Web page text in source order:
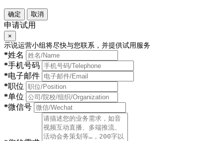
确定 取消
申请试用
×
示说运营小组将尽快与您联系，并提供试用服务
*姓名
*手机号码
*电子邮件
*职位
*单位
*微信号